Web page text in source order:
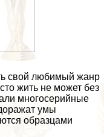
свой любимый жанр
жить не может без
многосерийные
умы
образцами